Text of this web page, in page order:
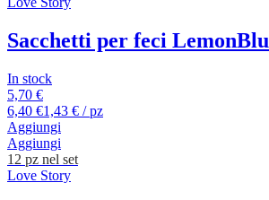
Sacchetti per feci LemonBlu
In stock
5,70 €
6,40 €1,43 € / pz
Aggiungi
Aggiungi
12 pz nel set
Love Story